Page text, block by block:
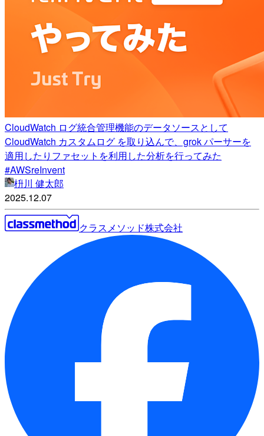
CloudWatch ログ統合管理機能のデータソースとして
CloudWatch カスタムログ を取り込んで、grok パーサーを
適用したりファセットを利用した分析を行ってみた
#AWSreInvent
枡川 健太郎
2025.12.07
クラスメソッド株式会社